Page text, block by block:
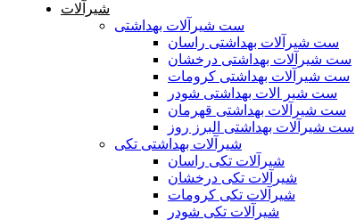
شیرآلات
ست شیرآلات بهداشتی
ست شیرآلات بهداشتی راسان
ست شیرآلات بهداشتی درخشان
ست شیرآلات بهداشتی کرومات
ست شیر الات بهداشتی شودر
ست شیرآلات بهداشتی قهرمان
ست شیرآلات بهداشتی البرز روز
شیرآلات بهداشتی تکی
شیرآلات تکی راسان
شیرآلات تکی درخشان
شیرآلات تکی کرومات
شیرآلات تکی شودر